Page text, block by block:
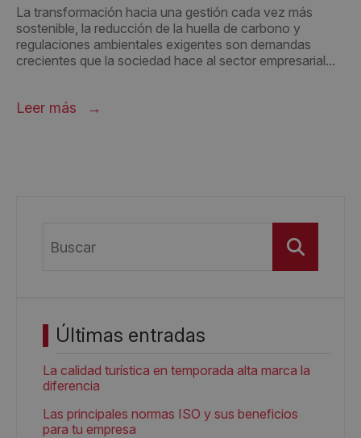
La transformación hacia una gestión cada vez más
sostenible, la reducción de la huella de carbono y
regulaciones ambientales exigentes son demandas
crecientes que la sociedad hace al sector empresarial...
Leer más
Buscar
Últimas entradas
La calidad turística en temporada alta marca la
diferencia
Las principales normas ISO y sus beneficios
para tu empresa